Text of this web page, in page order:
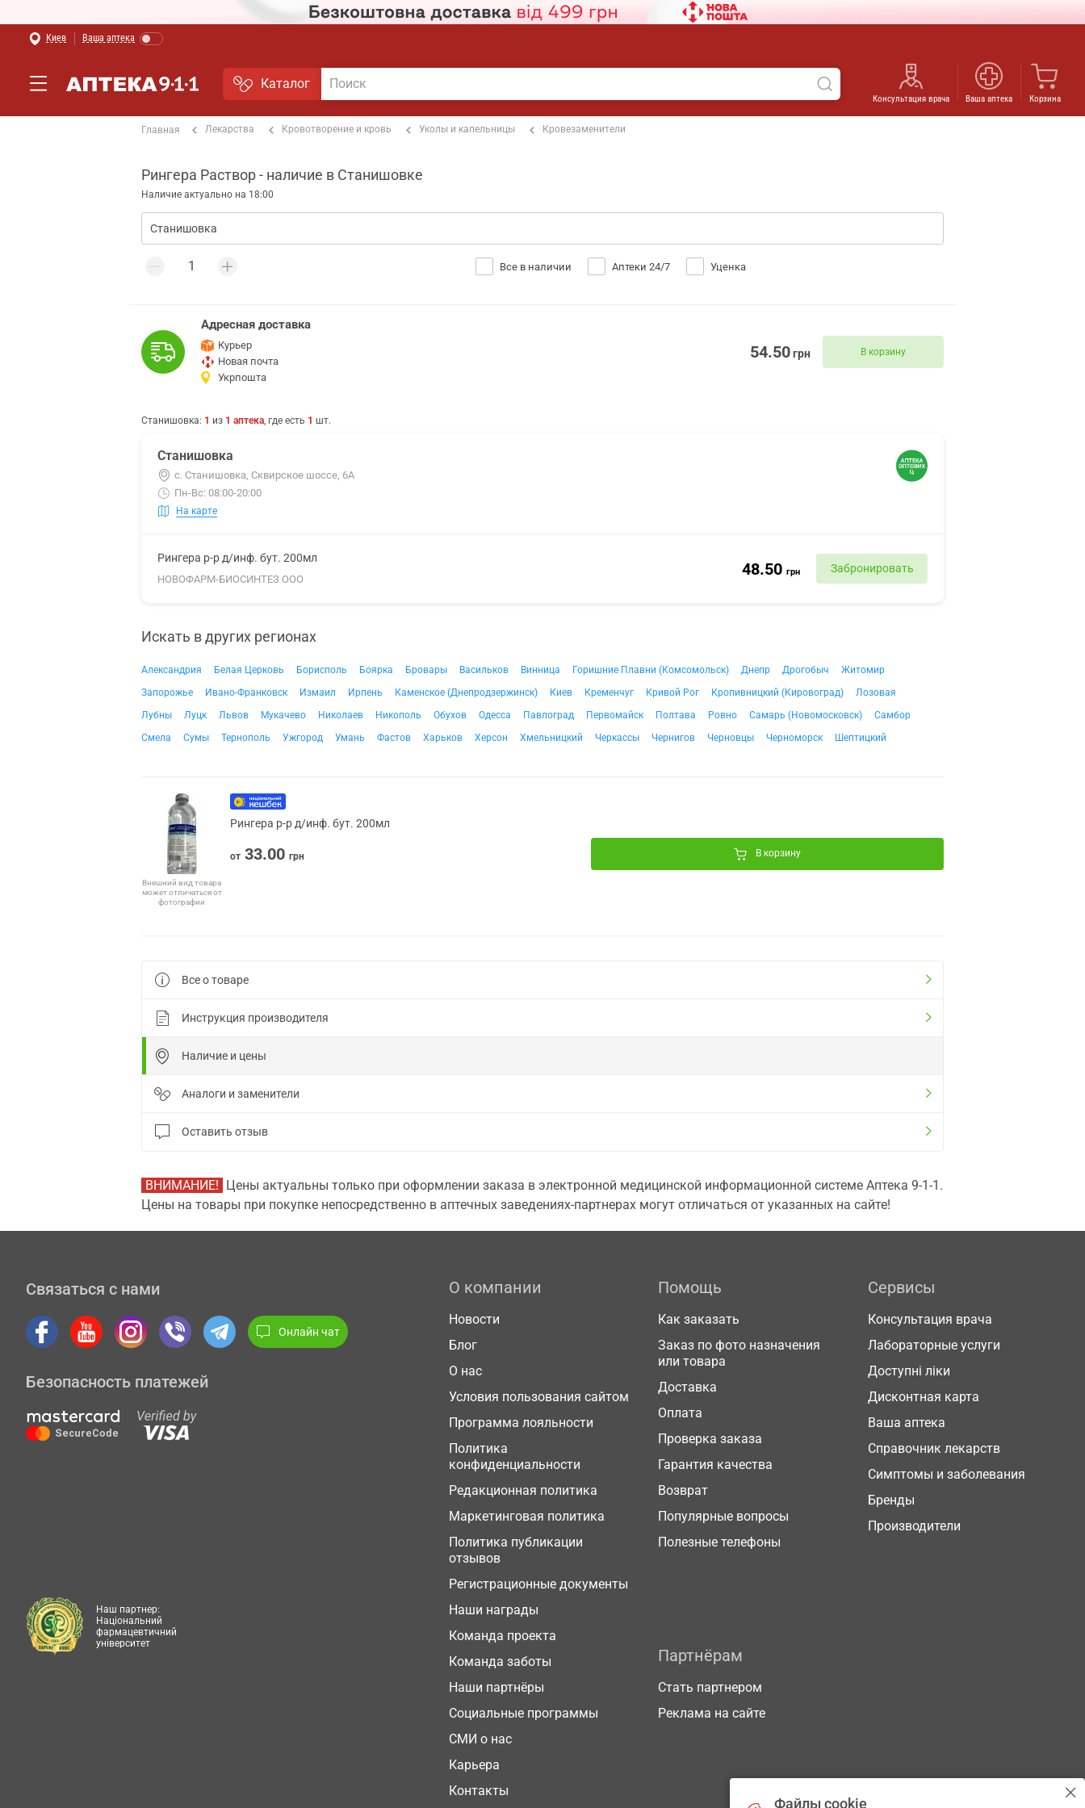
Киев Ваша аптека
Каталог
Консультация врача Ваша аптека Корзина
Главная Лекарства Кровотворение и кровь Уколы и капельницы Кровезаменители
Рингера Раствор - наличие в Станишовке
Наличие актуально на 18:00
Все в наличии Аптеки 24/7 Уценка
Адресная доставка
Курьер
Новая почта
Укрпошта
54.50грн В корзину
Станишовка: 1 из 1 аптека, где есть 1 шт.
Станишовка
с. Станишовка, Сквирское шоссе, 6А
Пн-Вс: 08:00-20:00
На карте
Рингера р-р д/инф. бут. 200мл
НОВОФАРМ-БИОСИНТЕЗ ООО
48.50 грн Забронировать
Искать в других регионах
Александрия Белая Церковь Борисполь Боярка Бровары Васильков Винница Горишние Плавни (Комсомольск) Днепр Дрогобыч
Житомир
Запорожье
Ивано-Франковск Измаил Ирпень Каменское (Днепродзержинск) Киев Кременчуг Кривой Рог Кропивницкий (Кировоград)
Лозовая
Лубны
Луцк Львов Мукачево Николаев Никополь Обухов Одесса Павлоград Первомайск Полтава Ровно Самарь (Новомосковск)
Самбор
Смела
Сумы Тернополь Ужгород Умань Фастов Харьков Херсон Хмельницкий Черкассы Чернигов Черновцы Черноморск Шептицкий
Внешний вид товара
может отличаться от
фотографии
Рингера р-р д/инф. бут. 200мл
от 33.00 грн В корзину
Все о товаре
Инструкция производителя
Наличие и цены
Аналоги и заменители
Оставить отзыв
ВНИМАНИЕ! Цены актуальны только при оформлении заказа в электронной медицинской информационной системе Аптека 9-1-1.
Цены на товары при покупке непосредственно в аптечных заведениях-партнерах могут отличаться от указанных на сайте!
Связаться с нами
Онлайн чат
Безопасность платежей
О компании
Новости
Блог
О нас
Условия пользования сайтом
Программа лояльности
Политика
конфиденциальности
Редакционная политика
Маркетинговая политика
Политика публикации
отзывов
Регистрационные документы
Наши награды
Команда проекта
Команда заботы
Наши партнёры
Социальные программы
СМИ о нас
Карьера
Контакты
Помощь
Как заказать
Заказ по фото назначения
или товара
Доставка
Оплата
Проверка заказа
Гарантия качества
Возврат
Популярные вопросы
Полезные телефоны
Сервисы
Консультация врача
Лабораторные услуги
Доступні ліки
Дисконтная карта
Ваша аптека
Справочник лекарств
Симптомы и заболевания
Бренды
Производители
Партнёрам
Стать партнером
Реклама на сайте
Наш партнер:
Національний
фармацевтичний
університет
Файлы cookie